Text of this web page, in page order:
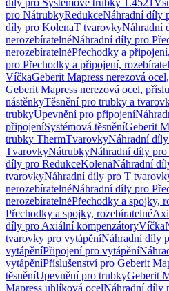
díly pro Systémové trubky 1.4521
pro NátrubkyRedukceNáhradní díly
díly pro KolenaT tvarovkyNáhradní
nerozebíratelnéNáhradní díly pro
nerozebíratelnéPřechodky a
pro Přechodky a připojení,
VíčkaGeberit Mapress nerezová
Geberit Mapress nerezová ocel,
nástěnkyTěsnění pro trubky a
trubkyUpevnění pro připojení
připojeníSystémová těsněníGeberit
trubky ThermTvarovkyNáhradní
TvarovkyNátrubkyNáhradní díly
díly pro RedukceKolenaNáhradní
tvarovkyNáhradní díly pro T
nerozebíratelnéNáhradní díly pro
nerozebíratelnéPřechodky a spojky,
Přechodky a spojky, rozebíratelné
díly pro Axiální kompenzátoryVíčka
tvarovky pro vytápěníNáhradní díly
vytápěníPřipojení pro vytápění
vytápěníPříslušenství pro Geberit
těsněníUpevnění pro trubkyGeberit
Mapress uhlíková ocelNáhradní díly